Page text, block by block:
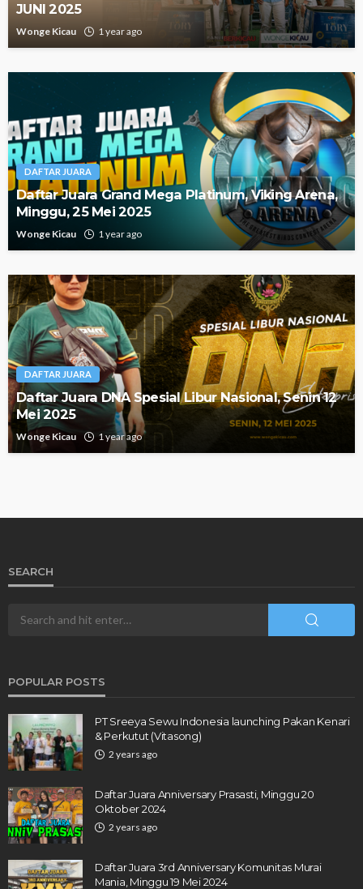
JUNI 2025
Wonge Kicau 1 year ago
DAFTAR JUARA
Daftar Juara Grand Mega Platinum, Viking Arena,
Minggu, 25 Mei 2025
Wonge Kicau 1 year ago
DAFTAR JUARA
Daftar Juara DNA Spesial Libur Nasional, Senin 12
Mei 2025
Wonge Kicau 1 year ago
SEARCH
POPULAR POSTS
PT Sreeya Sewu Indonesia launching Pakan Kenari
& Perkutut (Vitasong)
2 years ago
Daftar Juara Anniversary Prasasti, Minggu 20
Oktober 2024
2 years ago
Daftar Juara 3rd Anniversary Komunitas Murai
Mania, Minggu 19 Mei 2024